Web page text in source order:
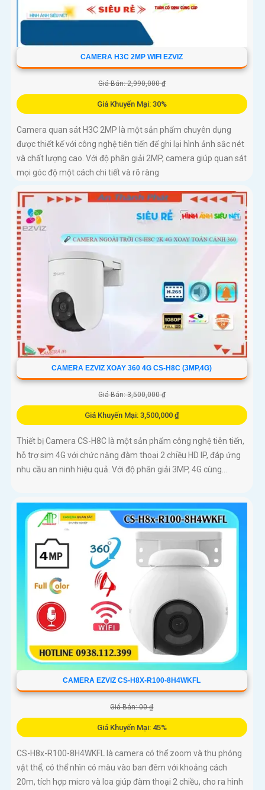
CAMERA H3C 2MP WIFI EZVIZ
Giá Bán: 2,990,000 ₫
Giá Khuyến Mại: 30%
Camera quan sát H3C 2MP là một sản phẩm chuyên dụng
được thiết kế với công nghệ tiên tiến để ghi lại hình ảnh sắc nét
và chất lượng cao. Với độ phân giải 2MP, camera giúp quan sát
mọi góc độ một cách chi tiết và rõ ràng
CAMERA EZVIZ XOAY 360 4G CS-H8C (3MP,4G)
Giá Bán: 3,500,000 ₫
Giá Khuyến Mại: 3,500,000 ₫
Thiết bị Camera CS-H8C là một sản phẩm công nghệ tiên tiến,
hỗ trợ sim 4G với chức năng đàm thoại 2 chiều HD IP, đáp ứng
nhu cầu an ninh hiệu quả. Với độ phân giải 3MP, 4G cùng...
CAMERA EZVIZ CS-H8X-R100-8H4WKFL
Giá Bán: 00 ₫
Giá Khuyến Mại: 45%
CS-H8x-R100-8H4WKFL là camera có thể zoom và thu phóng
vật thể, có thể nhìn có màu vào ban đêm với khoảng cách
20m, tích hợp micro và loa giúp đàm thoại 2 chiều, cho ra hình